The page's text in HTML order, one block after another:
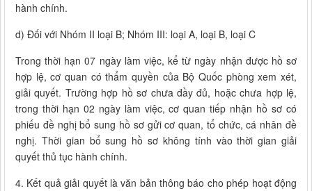
hành chính.
d) Đối với Nhóm II loại B; Nhóm III: loại A, loại B, loại C
Trong thời hạn 07 ngày làm việc, kể từ ngày nhận được hồ sơ
hợp lệ, cơ quan có thẩm quyền của Bộ Quốc phòng xem xét,
giải quyết. Trường hợp hồ sơ chưa đầy đủ, hoặc chưa hợp lệ,
trong thời hạn 02 ngày làm việc, cơ quan tiếp nhận hồ sơ có
phiếu đề nghị bổ sung hồ sơ gửi cơ quan, tổ chức, cá nhân đề
nghị. Thời gian bổ sung hồ sơ không tính vào thời gian giải
quyết thủ tục hành chính.
4. Kết quả giải quyết là văn bản thông báo cho phép hoạt động